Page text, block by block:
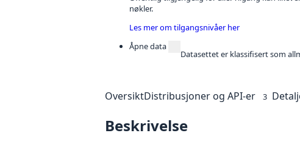
nøkler.
Les mer om tilgangsnivåer her
Åpne data
Datasettet er klassifisert som
OversiktDistribusjoner og API-er 3
Beskrivelse